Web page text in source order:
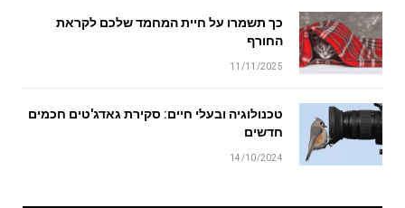
כך תשמרו על חיית המחמד שלכם לקראת
החורף
11/11/2025
טכנולוגיה ובעלי חיים: סקירת גאדג'טים חכמים
חדשים
14/10/2024